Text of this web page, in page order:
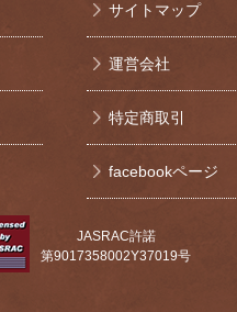
サイトマップ
運営会社
特定商取引
facebookページ
JASRAC許諾
第9017358002Y37019号